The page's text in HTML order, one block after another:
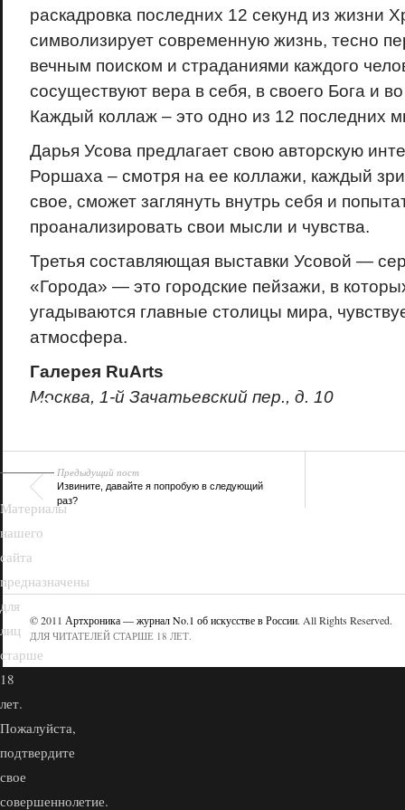
раскадровка последних 12 секунд из жизни
символизирует современную жизнь, тесно
вечным поиском и страданиями каждого
сосуществуют вера в себя, в своего Бога и
Каждый коллаж – это одно из 12 последних
Дарья Усова предлагает свою авторскую
Роршаха – смотря на ее коллажи, каждый
свое, сможет заглянуть внутрь себя и
проанализировать свои мысли и чувства.
Третья составляющая выставки Усовой —
«Города» — это городские пейзажи, в
угадываются главные столицы мира,
атмосфера.
Галерея RuArts
Москва, 1-й Зачатьевский пер., д. 10
Предыдущий пост
Извините, давайте я попробую в следующий
раз?
© 2011 Артхроника — журнал No.1 об искусстве в России. All Rights Reserved.
ДЛЯ ЧИТАТЕЛЕЙ СТАРШЕ 18 ЛЕТ.
18+
Материалы
нашего
сайта
предназначены
для
лиц
старше
18
лет.
Пожалуйста,
подтвердите
свое
совершеннолетие.